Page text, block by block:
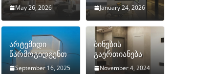
May 26, 2026 January 24, 2026
არტემიდი
წარმოგიდგენთ
September 16, 2025
ბინების
გაერთიანება
November 4, 2024